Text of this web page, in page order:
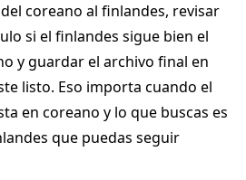
coreano al finlandes, revisar
si el finlandes sigue bien el
y guardar el archivo final en
listo. Eso importa cuando el
en coreano y lo que buscas es
que puedas seguir